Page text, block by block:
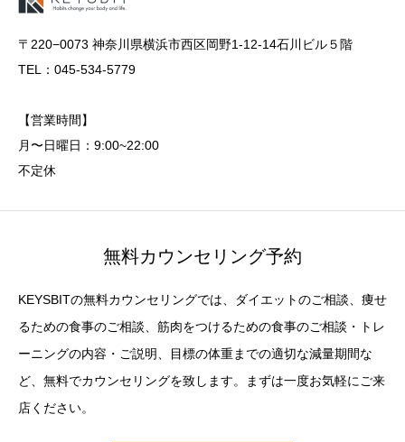
〒220−0073 神奈川県横浜市西区岡野1-12-14石川ビル５階
TEL：045-534-5779
【営業時間】
月〜日曜日：9:00~22:00
不定休
無料カウンセリング予約
KEYSBITの無料カウンセリングでは、ダイエットのご相談、痩せ
るための食事のご相談、筋肉をつけるための食事のご相談・トレ
ーニングの内容・ご説明、目標の体重までの適切な減量期間な
ど、無料でカウンセリングを致します。まずは一度お気軽にご来
店ください。